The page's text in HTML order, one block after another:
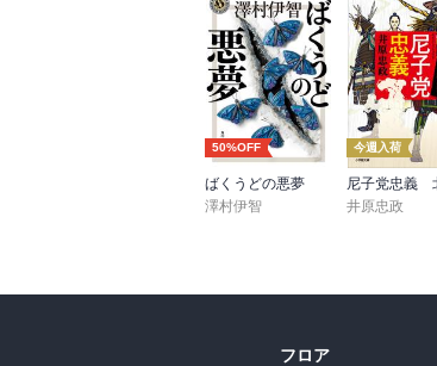
50%OFF
ばくうどの悪夢
澤村伊智
今週入荷
井原忠政
フロア